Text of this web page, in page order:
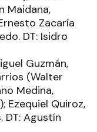
Maidana,
Zacaría
DT: Isidro
Guzmán,
(Walter
Medina,
Ezequiel Quiroz,
DT: Agustín